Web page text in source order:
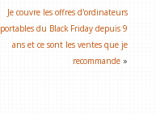
Je couvre les offres d'ordinateurs
portables du Black Friday depuis 9
ans et ce sont les ventes que je
recommande »